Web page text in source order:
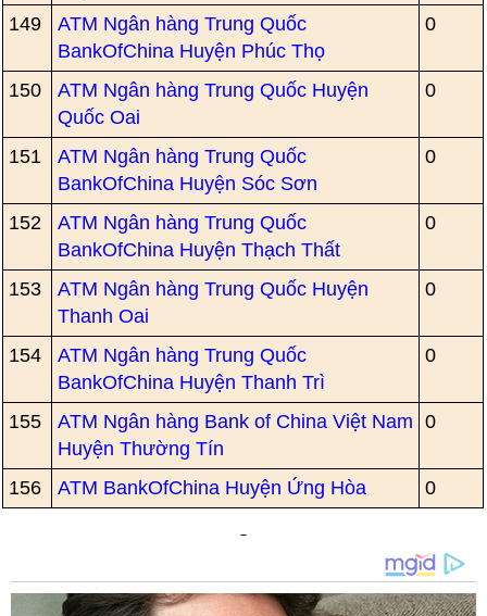
149
ATM Ngân hàng Trung Quốc
BankOfChina Huyện Phúc Thọ
0
150
ATM Ngân hàng Trung Quốc Huyện
Quốc Oai
0
151
ATM Ngân hàng Trung Quốc
BankOfChina Huyện Sóc Sơn
0
152
ATM Ngân hàng Trung Quốc
BankOfChina Huyện Thạch Thất
0
153
ATM Ngân hàng Trung Quốc Huyện
Thanh Oai
0
154
ATM Ngân hàng Trung Quốc
BankOfChina Huyện Thanh Trì
0
155
ATM Ngân hàng Bank of China Việt Nam
Huyện Thường Tín
0
156 ATM BankOfChina Huyện Ứng Hòa 0